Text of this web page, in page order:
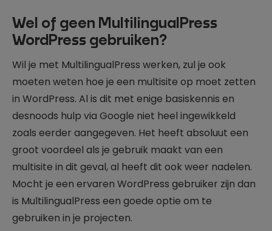
Wel of geen MultilingualPress
WordPress gebruiken?
Wil je met MultilingualPress werken, zul je ook
moeten weten hoe je een multisite op moet zetten
in WordPress. Al is dit met enige basiskennis en
desnoods hulp via Google niet heel ingewikkeld
zoals eerder aangegeven. Het heeft absoluut een
groot voordeel als je gebruik maakt van een
multisite in dit geval, al heeft dit ook weer nadelen.
Mocht je een ervaren WordPress gebruiker zijn dan
is MultilingualPress een goede optie om te
gebruiken in je projecten.